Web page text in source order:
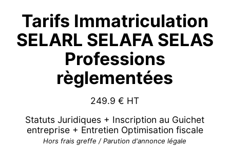
Tarifs Immatriculation
SELARL SELAFA SELAS
Professions
règlementées
249.9 € HT
Statuts Juridiques + Inscription au Guichet
entreprise + Entretien Optimisation fiscale
Hors frais greffe / Parution d'annonce légale